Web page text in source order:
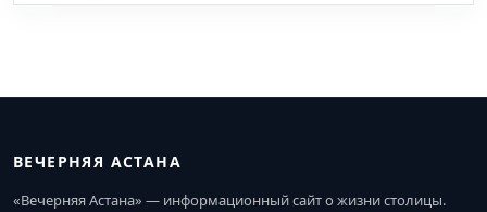
ВЕЧЕРНЯЯ АСТАНА
«Вечерняя Астана» — информационный сайт о жизни столицы.